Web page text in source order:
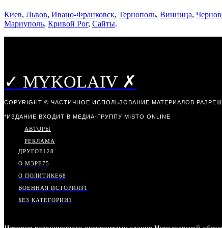
Киев, Львов, Ивано-Франковск, Тернополь, Винница,
Мариуполь, Кривой Рог, Сайты.
✓ MYKOLAIV ✗
COPYRIGHT © ЧАСТИЧНОЕ ИСПОЛЬЗОВАНИЕ МАТЕРИАЛОВ
*ИЗДАНИЕ ВХОДИТ В МЕДИА-ГРУППУ MISTO ONLINE
АВТОРЫ
РЕКЛАМА
ДРУГОЕ128
О МЭРЕ75
О ПОЛИТИКЕ68
ВОЕННАЯ ИСТОРИЯ31
БЕЗ КАТЕГОРИИ1